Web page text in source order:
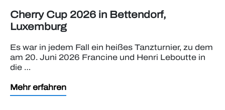
Cherry Cup 2026 in Bettendorf,
Luxemburg
Es war in jedem Fall ein heißes Tanzturnier, zu dem
am 20. Juni 2026 Francine und Henri Leboutte in
die …
Mehr erfahren